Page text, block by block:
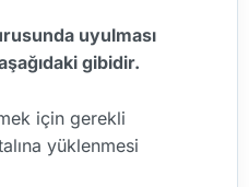
uyulması
gibidir.
için gerekli
yüklenmesi